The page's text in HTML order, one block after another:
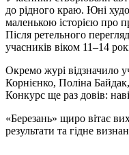
до рідного краю. Юні
маленькою історією про
Після ретельного
учасників віком 11–14
Окремо журі відзначило
Корнієнко, Поліна
Конкурс ще раз довів:
«Березань» щиро вітає
результати та гідне